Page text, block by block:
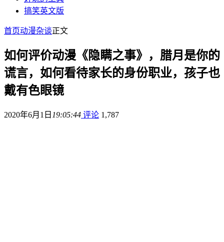
搞笑英文版
首页动漫杂谈正文
如何评价动漫《隐瞒之事》，腊月是你的
谎言，如何看待家长的身份职业，孩子也
戴有色眼镜
2020年6月1日 19:05:44 评论 1,787